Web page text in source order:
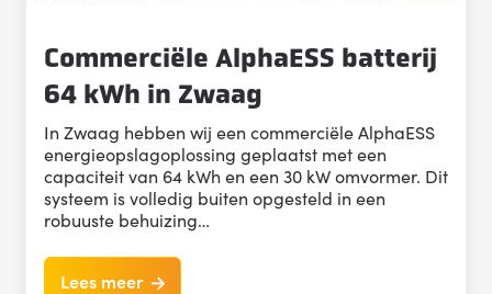
Commerciële AlphaESS batterij
64 kWh in Zwaag
In Zwaag hebben wij een commerciële AlphaESS
energieopslagoplossing geplaatst met een
capaciteit van 64 kWh en een 30 kW omvormer. Dit
systeem is volledig buiten opgesteld in een
robuuste behuizing…
Lees meer